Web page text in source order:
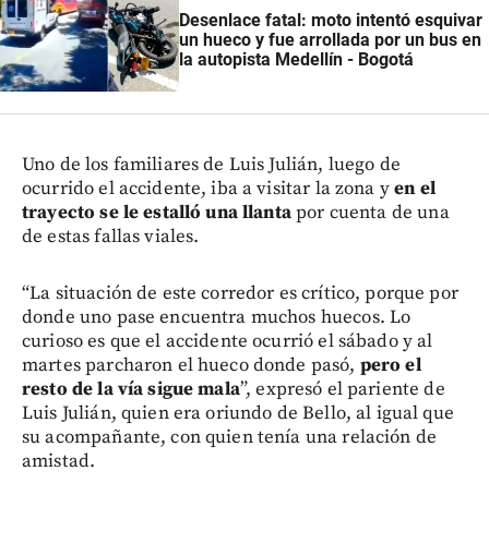
Desenlace fatal: moto intentó esquivar
un hueco y fue arrollada por un bus en
la autopista Medellín - Bogotá
Uno de los familiares de Luis Julián, luego de
ocurrido el accidente, iba a visitar la zona yen el
trayecto se le estalló una llantapor cuenta de una
de estas fallas viales.
“La situación de este corredor es crítico, porque por
donde uno pase encuentra muchos huecos. Lo
curioso es que el accidente ocurrió el sábado y al
martes parcharon el hueco donde pasó, pero el
resto de la vía sigue mala”, expresó el pariente de
Luis Julián, quien era oriundo de Bello, al igual que
su acompañante, con quien tenía una relación de
amistad.